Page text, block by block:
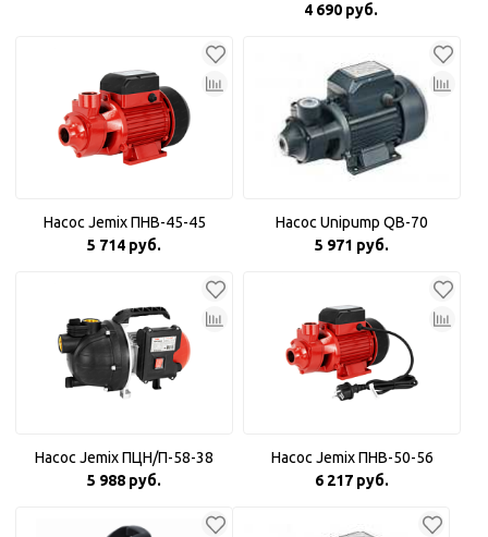
4 690 руб.
Насос Jemix ПНВ-45-45
5 714 руб.
Насос Unipump QB-70
5 971 руб.
Насос Jemix ПЦН/П-58-38
5 988 руб.
Насос Jemix ПНВ-50-56
6 217 руб.